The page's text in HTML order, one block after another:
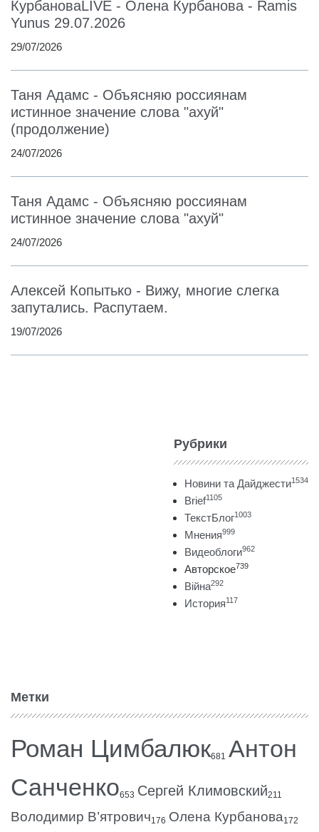
КурбановаLIVE - Олена Курбанова - Ramis
Yunus 29.07.2026
29/07/2026
Таня Адамс - Объясняю россиянам
истинное значение слова "ахуй"
(продолжение)
24/07/2026
Таня Адамс - Объясняю россиянам
истинное значение слова "ахуй"
24/07/2026
Алексей Копытько - Вижу, многие слегка
запутались. Распутаем.
19/07/2026
Рубрики
Новини та Дайджести1534
Brief1105
ТекстБлог1003
Мнения999
Видеоблоги962
Авторское739
Війна292
История117
Метки
Роман Цимбалюк681 Антон
Санченко653 Сергей Климовский211
Володимир В’ятрович176 Олена Курбанова172